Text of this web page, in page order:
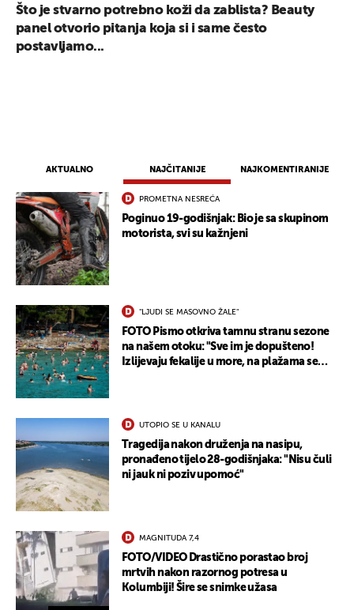
AKTUALNO NAJČITANIJE NAJKOMENTIRANIJE
PROMETNA NESREĆA
Poginuo 19-godišnjak: Bio je sa skupinom
motorista, svi su kažnjeni
"LJUDI SE MASOVNO ŽALE"
FOTO Pismo otkriva tamnu stranu sezone
na našem otoku: "Sve im je dopušteno!
Izlijevaju fekalije u more, na plažama se
UTOPIO SE U KANALU
Tragedija nakon druženja na nasipu,
pronađeno tijelo 28-godišnjaka: "Nisu čuli
ni jauk ni poziv upomoć"
MAGNITUDA 7,4
FOTO/VIDEO Drastično porastao broj
mrtvih nakon razornog potresa u
Kolumbiji! Šire se snimke užasa
Što je stvarno potrebno koži da zablista? Beauty
panel otvorio pitanja koja si i same često
postavljamo...